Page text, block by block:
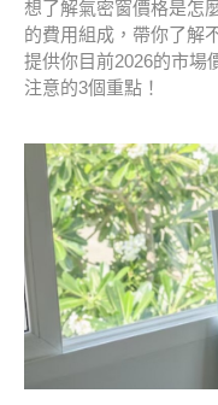
想了解氣密窗價格是怎
的費用組成，帶你了解
提供你目前2026的市場
注意的3個重點！